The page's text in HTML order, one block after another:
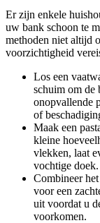
Er zijn enkele
uw bank schoon te
methoden niet altijd
voorzichtigheid
Los een
schuim om de
onopvallende
of
Maak een
kleine
vlekken, laat
vochtige doek.
Combineer
voor een
uit voordat u
voorkomen.